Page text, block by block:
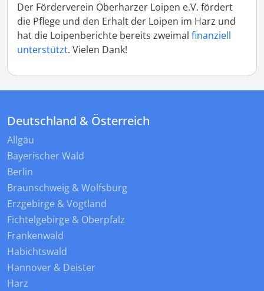
Der Förderverein Oberharzer Loipen e.V. fördert
die Pflege und den Erhalt der Loipen im Harz und
hat die Loipenberichte bereits zweimal finanziell
unterstützt. Vielen Dank!
Deutschland & Österreich
Allgäu
Bayerischer Wald
Berlin
Braunschweig & Wolfsburg
Erzgebirge & Vogtland
Fichtelgebirge & Oberpfalz
Frankenwald
Habichtswald
Hannover & Deister
Harz